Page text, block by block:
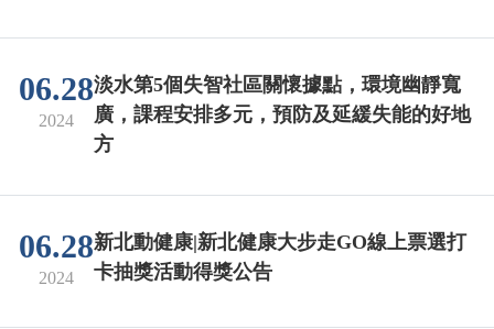
06.28
2024
淡水第5個失智社區關懷據點，環境幽靜寬
廣，課程安排多元，預防及延緩失能的好地
方
06.28
2024
新北動健康|新北健康大步走GO線上票選打
卡抽獎活動得獎公告